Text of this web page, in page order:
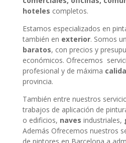
hoteles completos.
Estamos especializados en
también en exterior. Somos
baratos, con precios y
económicos. Ofrecemos
profesional y de máxima
provincia.
También entre nuestros
trabajos de aplicación de
o edificios, naves industriales,
Además Ofrecemos nuestros